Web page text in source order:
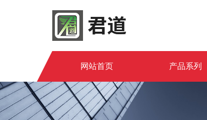
网站首页 产品系列